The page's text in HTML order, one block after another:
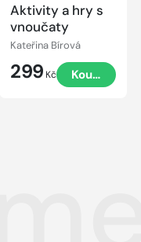
Aktivity a hry s
vnoučaty
Kateřina Bírová
299 Kč Koupit